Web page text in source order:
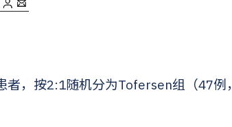
者，按2:1随机分为Tofersen组（47例，